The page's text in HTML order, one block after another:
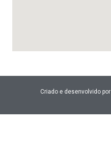
Criado e desenvolvido por